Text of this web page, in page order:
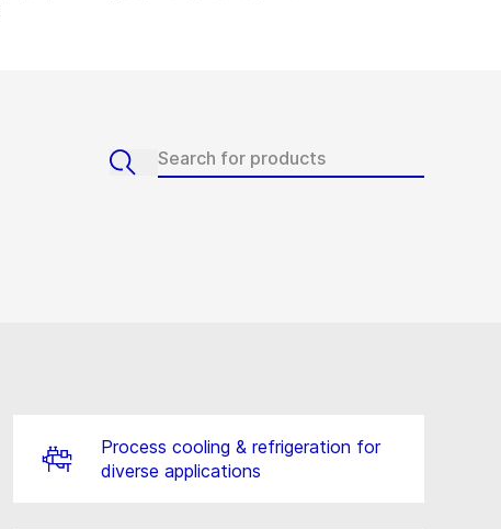
Process cooling & refrigeration for
diverse applications